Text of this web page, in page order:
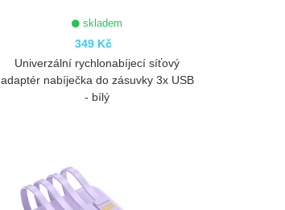
skladem
349 Kč
Univerzální rychlonabíjecí síťový
adaptér nabíječka do zásuvky 3x USB
- bílý